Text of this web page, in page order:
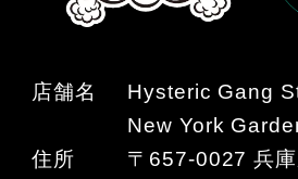
店舗名
Hysteric Gang
New York
住所
〒657-0027 兵